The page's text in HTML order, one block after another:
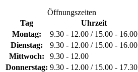
Öffnungszeiten
Tag
Uhrzeit
Montag:
9.30 - 12.00 / 15.00 - 16.00
Dienstag:
9.30 - 12.00 / 15.00 - 16.00
Mittwoch:
9.30 - 12.00
Donnerstag: 9.30 - 12.00 / 15.00 - 17.30